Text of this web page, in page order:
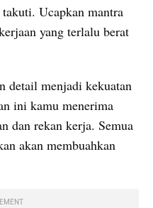
Ucapkan mantra
yang terlalu berat
detail menjadi kekuatan
ini kamu menerima
dan rekan kerja. Semua
akan membuahkan